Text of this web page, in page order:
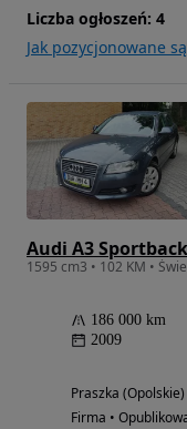
Liczba ogłoszeń: 4
Jak pozycjonowane
Audi A3
186 000 km
2009
Praszka (Opolskie)
Firma •